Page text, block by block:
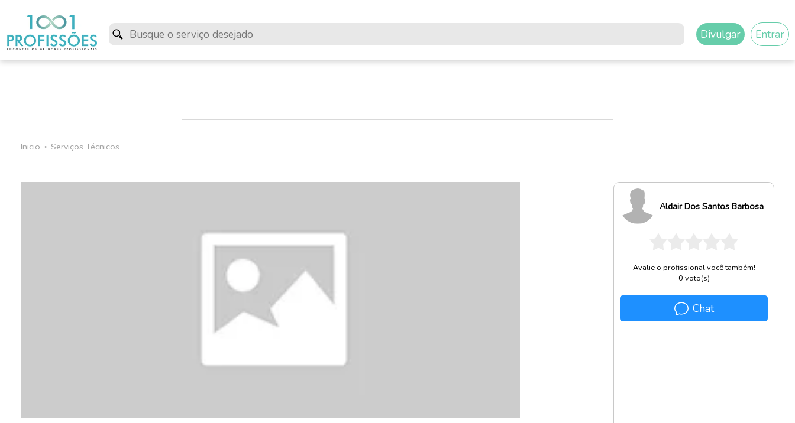
Divulgar Entrar
Inicio ● Serviços Técnicos
Aldair Dos Santos Barbosa
Avalie o profissional você também!
0 voto(s)
Chat